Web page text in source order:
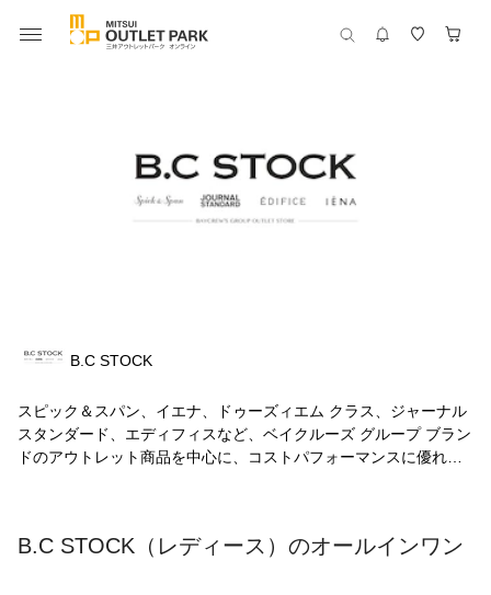
B.C STOCK
スピック＆スパン、イエナ、ドゥーズィエム クラス、ジャーナル
スタンダード、エディフィスなど、ベイクルーズ グループ ブラン
ドのアウトレット商品を中心に、コストパフォーマンスに優れ時
ジネスからカジュアルシーンまで幅広くコーディネートしていた
B.C STOCK（レディース）のオールインワン